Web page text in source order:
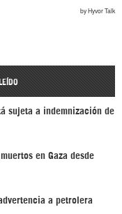
sujeta a indemnización de
en Gaza desde
a petrolera